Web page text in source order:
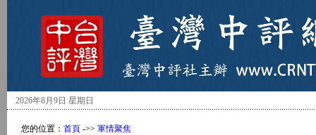
2026年8月9日 星期日
您的位置： 首頁 ->> 軍情聚焦